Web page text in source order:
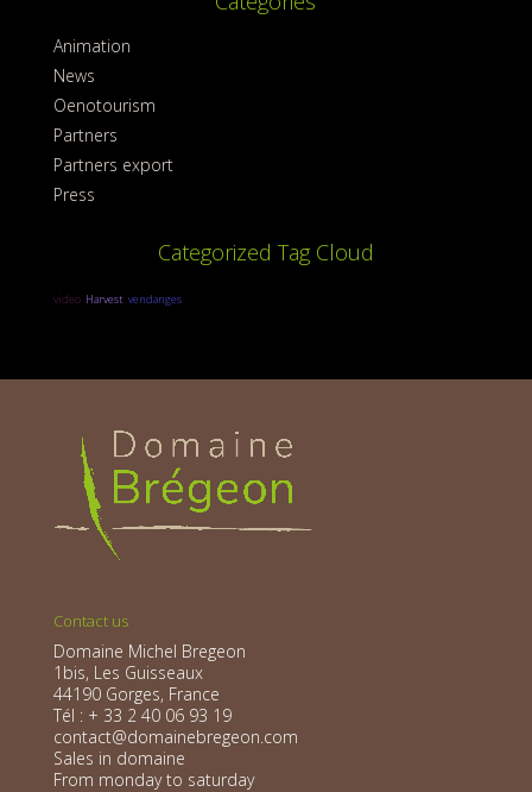
Animation
News
Oenotourism
Partners
Partners export
Press
Categorized Tag Cloud
video Harvest vendanges
Contact us
Domaine Michel Bregeon
1bis, Les Guisseaux
44190 Gorges, France
Tél : + 33 2 40 06 93 19
contact@domainebregeon.com
Sales in domaine
From monday to saturday